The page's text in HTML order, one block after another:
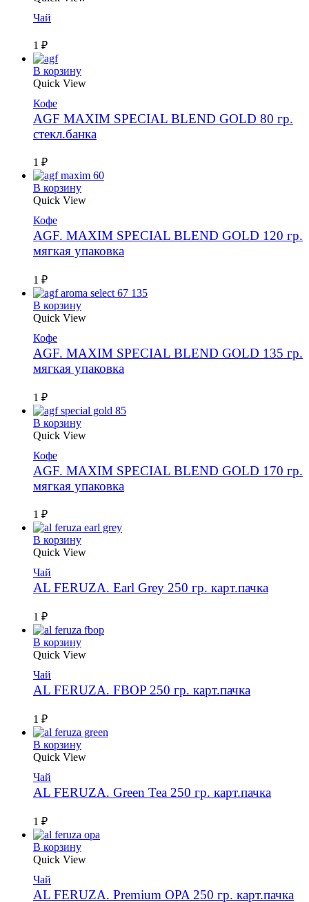
Чай
1 ₽
В корзину
Quick View
Кофе
AGF MAXIM SPECIAL BLEND GOLD 80 гр.
стекл.банка
1 ₽
В корзину
Quick View
Кофе
AGF. MAXIM SPECIAL BLEND GOLD 120 гр.
мягкая упаковка
1 ₽
В корзину
Quick View
Кофе
AGF. MAXIM SPECIAL BLEND GOLD 135 гр.
мягкая упаковка
1 ₽
В корзину
Quick View
Кофе
AGF. MAXIM SPECIAL BLEND GOLD 170 гр.
мягкая упаковка
1 ₽
В корзину
Quick View
Чай
AL FERUZA. Earl Grey 250 гр. карт.пачка
1 ₽
В корзину
Quick View
Чай
AL FERUZA. FBOP 250 гр. карт.пачка
1 ₽
В корзину
Quick View
Чай
AL FERUZA. Green Tea 250 гр. карт.пачка
1 ₽
В корзину
Quick View
Чай
AL FERUZA. Premium OPA 250 гр. карт.пачка